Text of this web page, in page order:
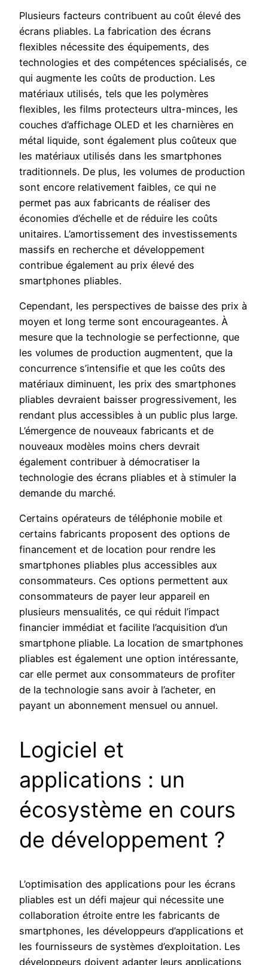
Plusieurs facteurs contribuent au coût élevé des
écrans pliables. La fabrication des écrans
flexibles nécessite des équipements, des
technologies et des compétences spécialisés, ce
qui augmente les coûts de production. Les
matériaux utilisés, tels que les polymères
flexibles, les films protecteurs ultra-minces, les
couches d’affichage OLED et les charnières en
métal liquide, sont également plus coûteux que
les matériaux utilisés dans les smartphones
traditionnels. De plus, les volumes de production
sont encore relativement faibles, ce qui ne
permet pas aux fabricants de réaliser des
économies d’échelle et de réduire les coûts
unitaires. L’amortissement des investissements
massifs en recherche et développement
contribue également au prix élevé des
smartphones pliables.
Cependant, les perspectives de baisse des prix à
moyen et long terme sont encourageantes. À
mesure que la technologie se perfectionne, que
les volumes de production augmentent, que la
concurrence s’intensifie et que les coûts des
matériaux diminuent, les prix des smartphones
pliables devraient baisser progressivement, les
rendant plus accessibles à un public plus large.
L’émergence de nouveaux fabricants et de
nouveaux modèles moins chers devrait
également contribuer à démocratiser la
technologie des écrans pliables et à stimuler la
demande du marché.
Certains opérateurs de téléphonie mobile et
certains fabricants proposent des options de
financement et de location pour rendre les
smartphones pliables plus accessibles aux
consommateurs. Ces options permettent aux
consommateurs de payer leur appareil en
plusieurs mensualités, ce qui réduit l’impact
financier immédiat et facilite l’acquisition d’un
smartphone pliable. La location de smartphones
pliables est également une option intéressante,
car elle permet aux consommateurs de profiter
de la technologie sans avoir à l’acheter, en
payant un abonnement mensuel ou annuel.
Logiciel et
applications : un
écosystème en cours
de développement ?
L’optimisation des applications pour les écrans
pliables est un défi majeur qui nécessite une
collaboration étroite entre les fabricants de
smartphones, les développeurs d’applications et
les fournisseurs de systèmes d’exploitation. Les
développeurs doivent adapter leurs applications